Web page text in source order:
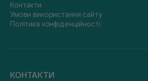
Контакти
Умови використання сайту
Політика конфіденційності
КОНТАКТИ